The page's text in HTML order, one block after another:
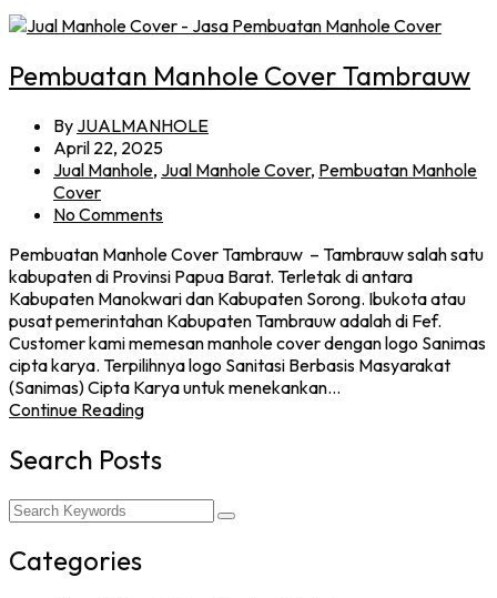
Pembuatan Manhole Cover Tambrauw
By JUALMANHOLE
April 22, 2025
Jual Manhole, Jual Manhole Cover, Pembuatan Manhole
Cover
No Comments
Pembuatan Manhole Cover Tambrauw – Tambrauw salah satu
kabupaten di Provinsi Papua Barat. Terletak di antara
Kabupaten Manokwari dan Kabupaten Sorong. Ibukota atau
pusat pemerintahan Kabupaten Tambrauw adalah di Fef.
Customer kami memesan manhole cover dengan logo Sanimas
cipta karya. Terpilihnya logo Sanitasi Berbasis Masyarakat
(Sanimas) Cipta Karya untuk menekankan…
Continue Reading
Search Posts
Categories